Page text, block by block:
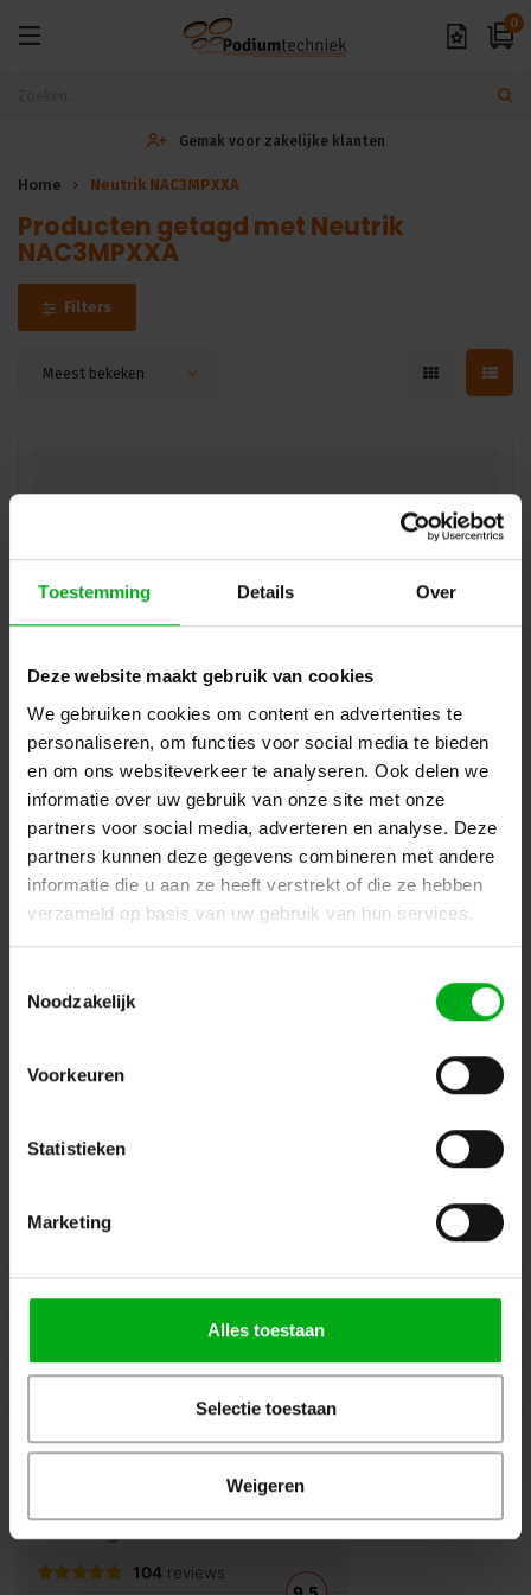
Toestemming Details Over
Deze website maakt gebruik van cookies
We gebruiken cookies om content en advertenties te
personaliseren, om functies voor social media te bieden
en om ons websiteverkeer te analyseren. Ook delen we
informatie over uw gebruik van onze site met onze
partners voor social media, adverteren en analyse. Deze
partners kunnen deze gegevens combineren met andere
informatie die u aan ze heeft verstrekt of die ze hebben
verzameld op basis van uw gebruik van hun services.
Noodzakelijk
Voorkeuren
Statistieken
Marketing
Alles toestaan
Selectie toestaan
Weigeren
0
Gemak voor zakelijke klanten
Home Neutrik NAC3MPXXA
Producten getagd met Neutrik
NAC3MPXXA
Filters
Meest bekeken
Neutrik | NAC3MPXXA | powerCON 20A paneelmontage -D-
2p+PE pen tab4.8x0.5mm blauw CBC
Neutrik |NAC3MPXXA
Direct leverbaar
Login voor prijzen
Dé specialist podiumtechniek; van schets naar uitvoering
Kleine Tocht 32
Volg ons op Instagram
Klantenservice
Kennisbank
Beoordelingen